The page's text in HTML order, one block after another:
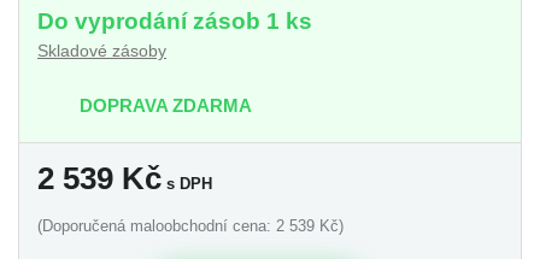
Do vyprodání zásob 1 ks
Skladové zásoby
DOPRAVA ZDARMA
2 539 Kč s DPH
(Doporučená maloobchodní cena: 2 539 Kč)